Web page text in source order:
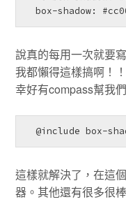
box-shadow:
說真的每用一次就要
我都懶得這樣搞啊！！
幸好有compass幫我
@include box-
這樣就解決了，在這
器。其他還有很多很